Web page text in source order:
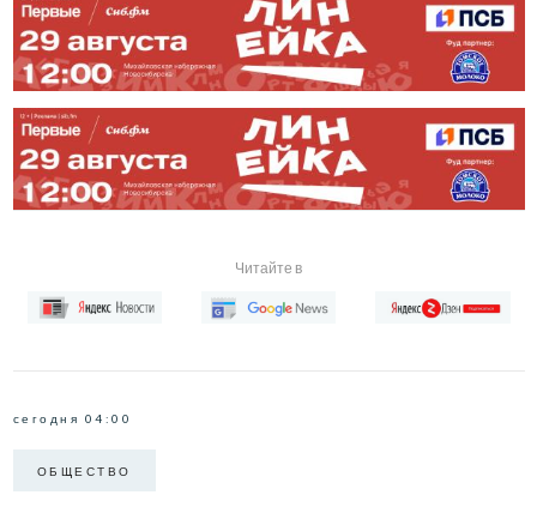
Читайте в
сегодня 04:00
ОБЩЕСТВО